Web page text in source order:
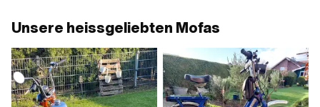
Unsere heissgeliebten Mofas